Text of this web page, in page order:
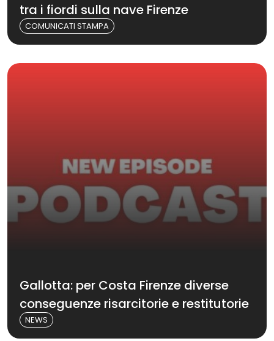
tra i fiordi sulla nave Firenze
COMUNICATI STAMPA
Gallotta: per Costa Firenze diverse
conseguenze risarcitorie e restitutorie
NEWS